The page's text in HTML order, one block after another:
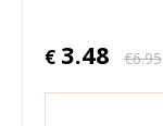
€ 3.48 €6.95